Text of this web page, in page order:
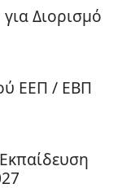
Διορισμό
ΕΕΠ / ΕΒΠ